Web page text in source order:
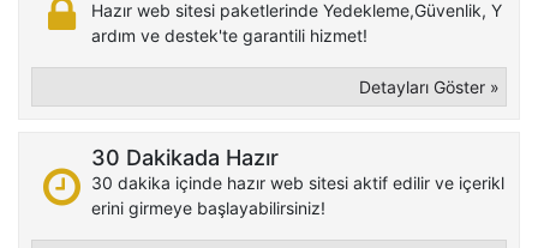
Hazır web sitesi paketlerinde Yedekleme,Güvenlik, Y
ardım ve destek'te garantili hizmet!
Detayları Göster »
30 Dakikada Hazır
30 dakika içinde hazır web sitesi aktif edilir ve içerikl
erini girmeye başlayabilirsiniz!